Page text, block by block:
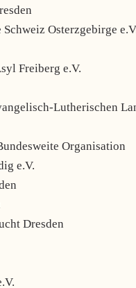
Osterzgebirge
Freiberg e.V.
Lutherischen
Organisation
e.V.
Dresden